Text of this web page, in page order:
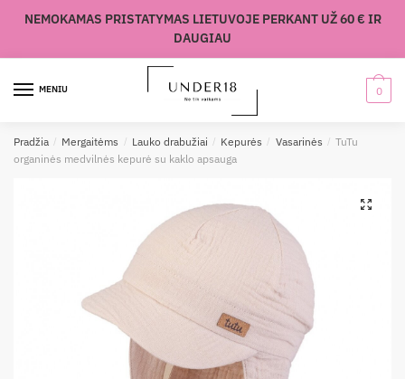
NEMOKAMAS PRISTATYMAS LIETUVOJE PERKANT UŽ 60 € IR
DAUGIAU
MENIU 0
Pradžia / Mergaitėms / Lauko drabužiai / Kepurės / Vasarinės / TuTu
organinės medvilnės kepurė su kaklo apsauga
🔍